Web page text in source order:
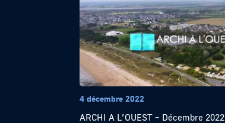
4 décembre 2022
ARCHI A L’OUEST – Décembre 2022